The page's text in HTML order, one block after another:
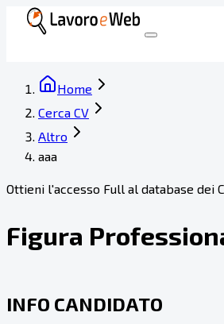
Home
Cerca CV
Altro
aaa
Ottieni l'accesso Full al database dei
Figura
INFO CANDIDATO